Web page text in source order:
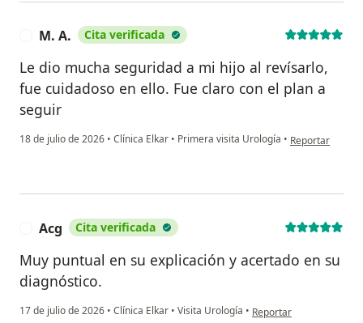
M. A. Cita verificada
Le dio mucha seguridad a mi hijo al revísarlo,
fue cuidadoso en ello. Fue claro con el plan a
seguir
18 de julio de 2026 • Clínica Elkar • Primera visita Urología • en opinión del
Reportar
Acg Cita verificada
Muy puntual en su explicación y acertado en su
diagnóstico.
17 de julio de 2026 • Clínica Elkar • Visita Urología • en opinión del usuario
Reportar